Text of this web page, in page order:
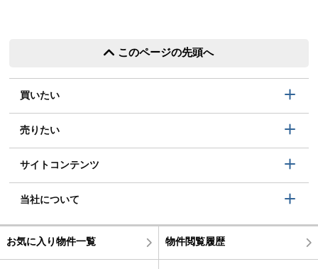
このページの先頭へ
買いたい
売りたい
サイトコンテンツ
当社について
お気に入り物件一覧 物件閲覧履歴